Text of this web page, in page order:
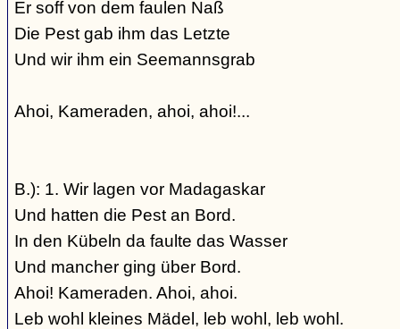
Er soff von dem faulen Naß
Die Pest gab ihm das Letzte
Und wir ihm ein Seemannsgrab
Ahoi, Kameraden, ahoi, ahoi!...
B.): 1. Wir lagen vor Madagaskar
Und hatten die Pest an Bord.
In den Kübeln da faulte das Wasser
Und mancher ging über Bord.
Ahoi! Kameraden. Ahoi, ahoi.
Leb wohl kleines Mädel, leb wohl, leb wohl.